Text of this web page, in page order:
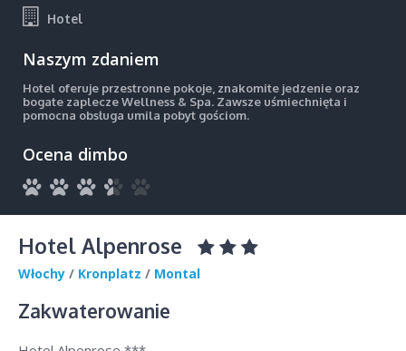
Hotel
Naszym zdaniem
Hotel oferuje przestronne pokoje, znakomite jedzenie oraz
bogate zaplecze Wellness & Spa. Zawsze uśmiechnięta i
pomocna obsługa umila pobyt gościom.
Ocena dimbo
Hotel Alpenrose
Włochy / Kronplatz / Montal
Zakwaterowanie